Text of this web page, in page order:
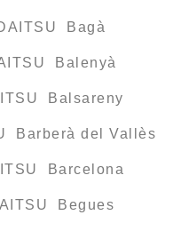
Bagà
Balenyà
Balsareny
Barberà del Vallès
Barcelona
Begues